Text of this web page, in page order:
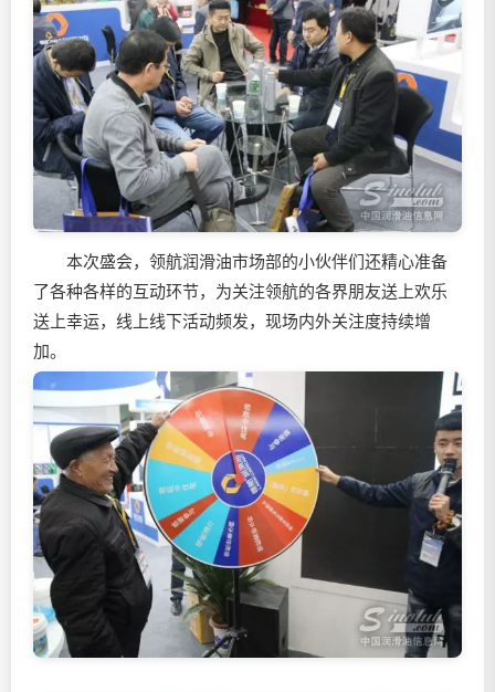
本次盛会，领航润滑油市场部的小伙伴们还精心准备
了各种各样的互动环节，为关注领航的各界朋友送上欢乐
送上幸运，线上线下活动频发，现场内外关注度持续增
加。